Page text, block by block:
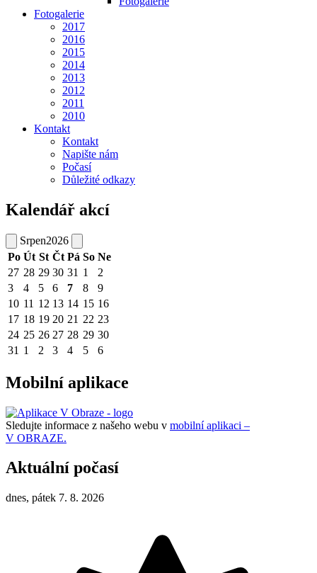
Fotogalerie
2017
2016
2015
2014
2013
2012
2011
2010
Kontakt
Kontakt
Napište nám
Počasí
Důležité odkazy
Kalendář akcí
Srpen2026
Po Út St Čt Pá So Ne
27 28 29 30 31 1
2
3
4 5 6 7 8
9
10 11 12 13 14 15 16
17 18 19 20 21 22 23
24 25 26 27 28 29 30
31 1 2 3 4 5 6
Mobilní aplikace
Sledujte informace z našeho webu v mobilní aplikaci –
V OBRAZE.
Aktuální počasí
dnes, pátek 7. 8. 2026